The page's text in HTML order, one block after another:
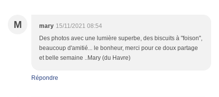
M mary 15/11/2021 08:54
Des photos avec une lumière superbe, des biscuits à "foison",
beaucoup d'amitié... le bonheur, merci pour ce doux partage
et belle semaine ..Mary (du Havre)
Répondre